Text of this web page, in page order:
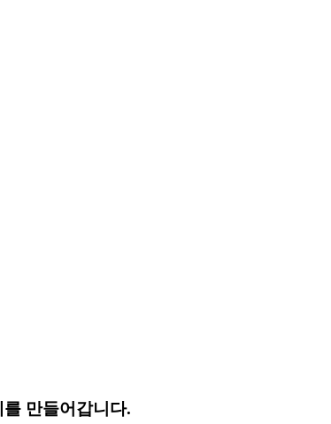
만들어갑니다.